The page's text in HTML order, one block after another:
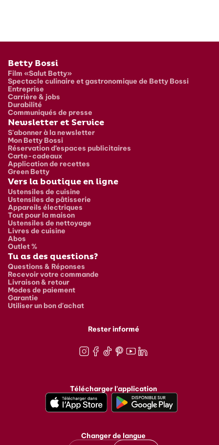
Pied de page
Betty Bossi
Film «Salut Betty»
Spectacle culinaire et gastronomique de Betty Bossi
Entreprise
Carrière & jobs
Durabilité
Communiqués de presse
Newsletter et Service
S'abonner à la newsletter
Mon Betty Bossi
Réservation d’espaces publicitaires
Carte-cadeaux
Application de recettes
Green Betty
Vers la boutique en ligne
Ustensiles de cuisine
Ustensiles de pâtisserie
Appareils électriques
Tout pour la maison
Ustensiles de nettoyage
Livres de cuisine
Abos
Outlet %
Tu as des questions?
Questions & Réponses
Recevoir votre commande
Livraison & retour
Modes de paiement
Garantie
Utiliser un bon d'achat
Rester informé
Télécharger l'application
Changer de langue